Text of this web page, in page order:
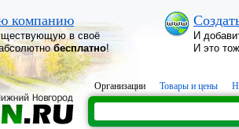
компанию
в своё
бесплатно!
И
И это
Организации Товары и цены